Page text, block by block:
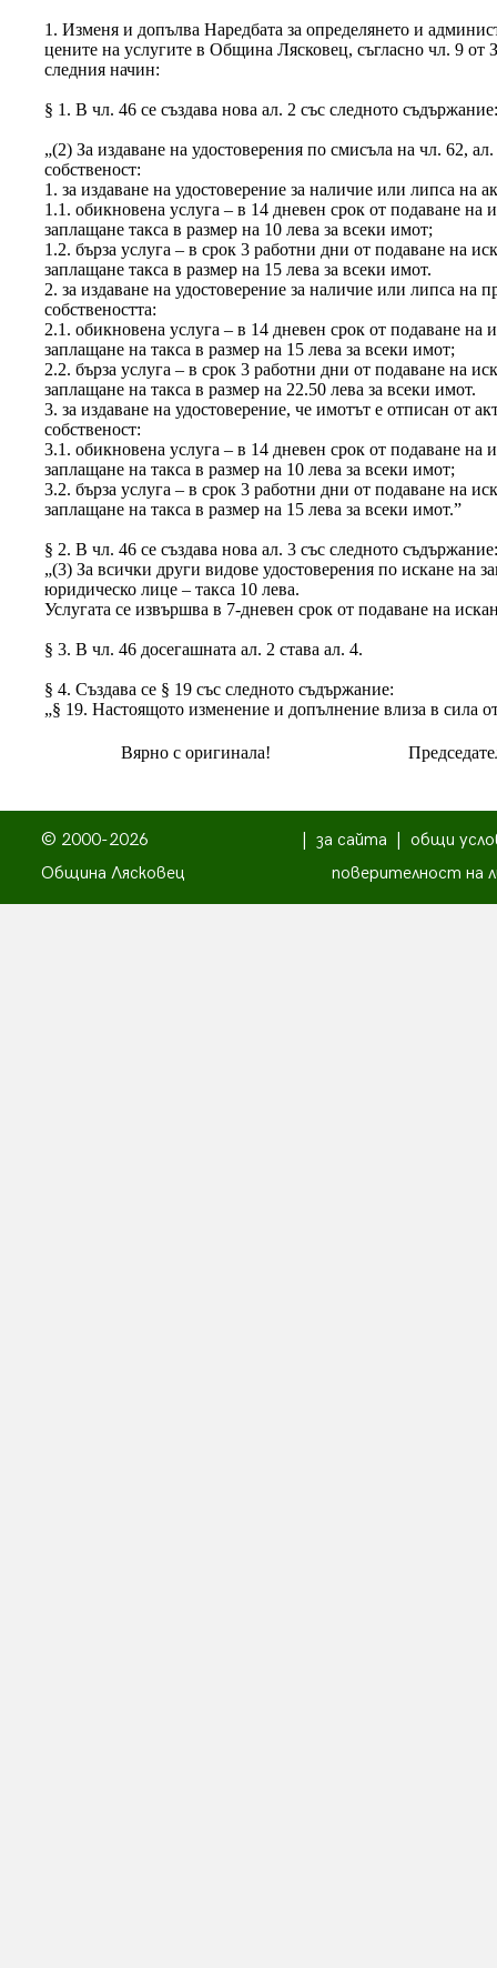
1. Изменя и допълва Наредбата за определянето и
цените на услугите в Община Лясковец, съгласно чл. 9 от
следния начин:
§ 1. В чл. 46 се създава нова ал. 2 със следното
„(2) За издаване на удостоверения по смисъла на чл. 62,
собственост:
1. за издаване на удостоверение за наличие или липса на
1.1. обикновена услуга – в 14 дневен срок от подаване на
заплащане такса в размер на 10 лева за всеки имот;
1.2. бърза услуга – в срок 3 работни дни от подаване на
заплащане такса в размер на 15 лева за всеки имот.
2. за издаване на удостоверение за наличие или липса на
собствеността:
2.1. обикновена услуга – в 14 дневен срок от подаване на
заплащане на такса в размер на 15 лева за всеки имот;
2.2. бърза услуга – в срок 3 работни дни от подаване на
заплащане на такса в размер на 22.50 лева за всеки имот.
3. за издаване на удостоверение, че имотът е отписан от
собственост:
3.1. обикновена услуга – в 14 дневен срок от подаване на
заплащане на такса в размер на 10 лева за всеки имот;
3.2. бърза услуга – в срок 3 работни дни от подаване на
заплащане на такса в размер на 15 лева за всеки имот.”
§ 2. В чл. 46 се създава нова ал. 3 със следното
„(3) За всички други видове удостоверения по искане на
юридическо лице – такса 10 лева.
Услугата се извършва в 7-дневен срок от подаване на
§ 3. В чл. 46 досегашната ал. 2 става ал. 4.
§ 4. Създава се § 19 със следното съдържание:
„§ 19. Настоящото изменение и допълнение влиза в сила
Вярно с оригинала!
© 2000-2026
Община Лясковец
за сайта
общи
поверителност на